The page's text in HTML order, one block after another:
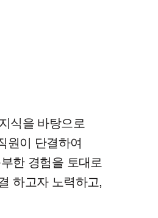
식을 바탕으로
원이 단결하여
한 경험을 토대로
하고자 노력하고,